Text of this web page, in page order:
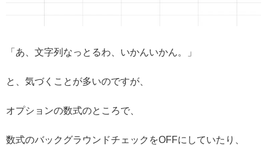
「あ、文字列なっとるわ、いかんいかん。」
と、気づくことが多いのですが、
オプションの数式のところで、
数式のバックグラウンドチェックをOFFにしていたり、